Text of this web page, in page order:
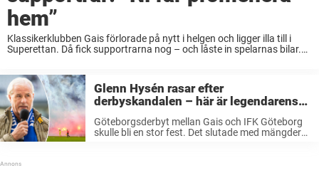
hem”
Klassikerklubben Gais förlorade på nytt i helgen och ligger illa till i
Superettan. Då fick supportrarna nog – och låste in spelarnas bilar.
Glenn Hysén rasar efter
derbyskandalen – här är legendarens
Göteborgsderbyt mellan Gais och IFK Göteborg
skulle bli en stor fest. Det slutade med mängder